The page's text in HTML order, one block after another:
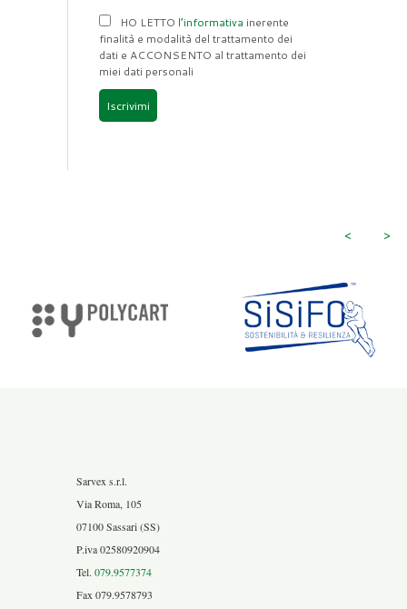
HO LETTO l’informativa inerente
finalità e modalità del trattamento dei
dati e ACCONSENTO al trattamento dei
miei dati personali
Iscrivimi
>
<
Sarvex s.r.l.
Via Roma, 105
07100 Sassari (SS)
P.iva 02580920904
Tel. 079.9577374
Fax 079.9578793